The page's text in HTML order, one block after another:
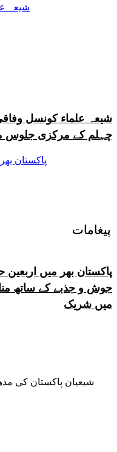
پیغامات
پیغامات
شیعہ علماء کونسل
چہلم کے مرکزی جلوس
جوش و جذبے کے ساتھ
میں شریک
شیعیان پاکستان کی